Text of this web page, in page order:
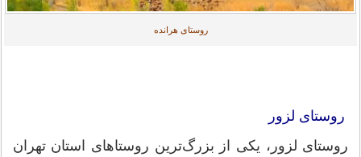
روستای هرانده
روستای لزور
روستای لزور، یکی از بزرگ‌ترین روستاهای استان تهران